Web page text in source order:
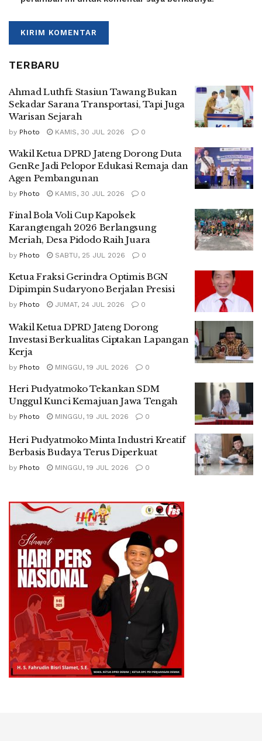
TERBARU
Ahmad Luthfi: Stasiun Tawang Bukan
Sekadar Sarana Transportasi, Tapi Juga
Warisan Sejarah
by Photo KAMIS, 30 JUL 2026 0
Wakil Ketua DPRD Jateng Dorong Duta
GenRe Jadi Pelopor Edukasi Remaja dan
Agen Pembangunan
by Photo KAMIS, 30 JUL 2026 0
Final Bola Voli Cup Kapolsek
Karangtengah 2026 Berlangsung
Meriah, Desa Pidodo Raih Juara
by Photo SABTU, 25 JUL 2026 0
Ketua Fraksi Gerindra Optimis BGN
Dipimpin Sudaryono Berjalan Presisi
by Photo JUMAT, 24 JUL 2026 0
Wakil Ketua DPRD Jateng Dorong
Investasi Berkualitas Ciptakan Lapangan
Kerja
by Photo MINGGU, 19 JUL 2026 0
Heri Pudyatmoko Tekankan SDM
Unggul Kunci Kemajuan Jawa Tengah
by Photo MINGGU, 19 JUL 2026 0
Heri Pudyatmoko Minta Industri Kreatif
Berbasis Budaya Terus Diperkuat
by Photo MINGGU, 19 JUL 2026 0